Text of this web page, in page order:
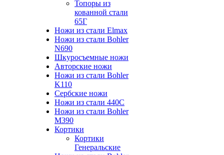
Топоры из
кованной стали
65Г
Ножи из стали Elmax
Ножи из стали Bohler
N690
Шкуросъемные ножи
Авторские ножи
Ножи из стали Bohler
K110
Сербские ножи
Ножи из стали 440С
Ножи из стали Bohler
M390
Кортики
Кортики
Генеральские